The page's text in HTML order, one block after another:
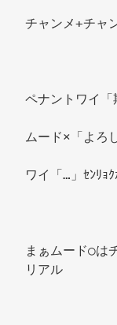
チャンメ+チャ
ペナントワイ
ムード×「よろ
ワイ「…」ｾﾝﾘｮｸ
まぁムード○は
リアル